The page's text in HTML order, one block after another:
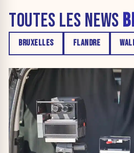
TOUTES LES NEWS
BRUXELLES FLANDRE